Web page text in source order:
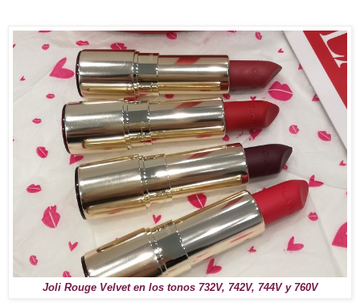
Joli Rouge Velvet en los tonos 732V, 742V, 744V y 760V